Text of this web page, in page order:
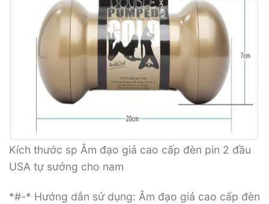
Kích thước sp Âm đạo giả cao cấp đèn pin 2 đầu
USA tự sướng cho nam
*#-* Hướng dẫn sử dụng: Âm đạo giả cao cấp đèn